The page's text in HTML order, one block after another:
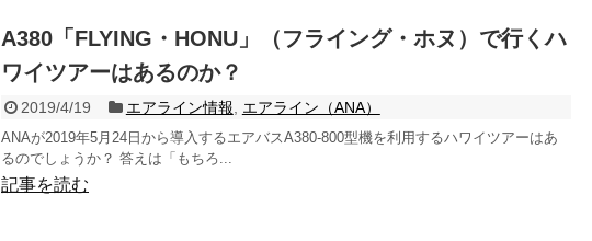
A380「FLYING・HONU」（フライング・ホヌ）で行くハ
ワイツアーはあるのか？
2019/4/19 エアライン情報 エアライン（ANA）
ANAが2019年5月24日から導入するエアバスA380-800型機を利用するハワイツアーはあ
るのでしょうか？ 答えは「もちろ...
記事を読む